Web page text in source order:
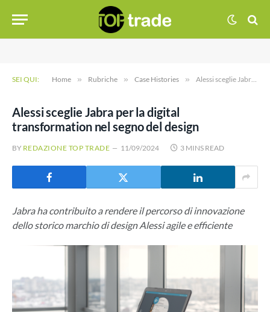
SEI QUI: Home » Rubriche » Case Histories » Alessi sceglie Jabra per la digital transformation nel segno del design
Alessi sceglie Jabra per la digital
transformation nel segno del design
BY REDAZIONE TOP TRADE 11/09/2024 3 MINS READ
Jabra ha contribuito a rendere il percorso di innovazione
dello storico marchio di design Alessi agile e efficiente